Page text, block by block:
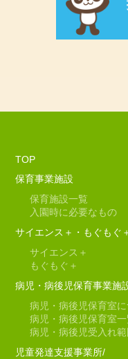
TOP
保育事業施設
保育施設一覧
入園時に必要なもの
サイエンス＋・もぐもぐ
サイエンス＋
もぐもぐ＋
病児・病後児保育事業施
病児・病後児保育室に
病児・病後児保育室一
病児・病後児受入れ範
児童発達支援事業所/